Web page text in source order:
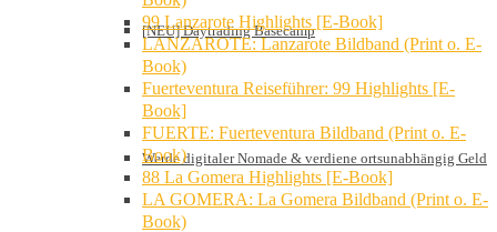
[NEU] Daytrading Basecamp
Werde digitaler Nomade & verdiene ortsunabhängig Geld
99 Lanzarote Highlights [E-Book]
LANZAROTE: Lanzarote Bildband (Print o. E-
Book)
Fuerteventura Reiseführer: 99 Highlights [E-
Book]
FUERTE: Fuerteventura Bildband (Print o. E-
Book)
88 La Gomera Highlights [E-Book]
LA GOMERA: La Gomera Bildband (Print o. E-
Book)